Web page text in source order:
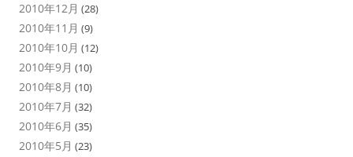
2010年12月 (28)
2010年11月 (9)
2010年10月 (12)
2010年9月 (10)
2010年8月 (10)
2010年7月 (32)
2010年6月 (35)
2010年5月 (23)